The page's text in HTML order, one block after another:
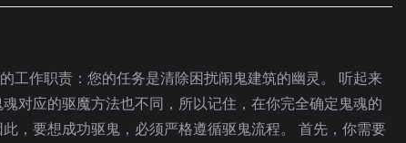
工作职责：您的任务是清除困扰闹鬼建筑的幽灵。 听起来
对应的驱魔方法也不同，所以记住，在你完全确定鬼魂的
，要想成功驱鬼，必须严格遵循驱鬼流程。 首先，你需要